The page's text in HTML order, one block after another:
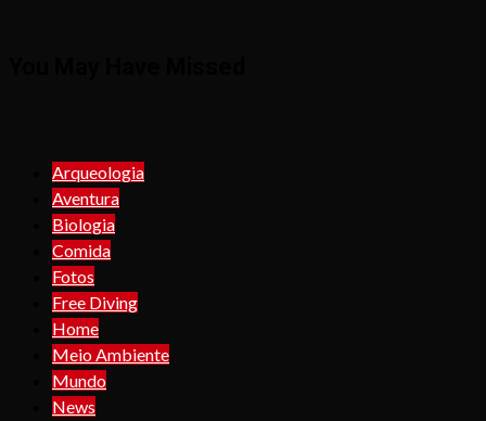
Arqueologia
Aventura
Biologia
Comida
Fotos
Free Diving
Home
Meio Ambiente
Mundo
News